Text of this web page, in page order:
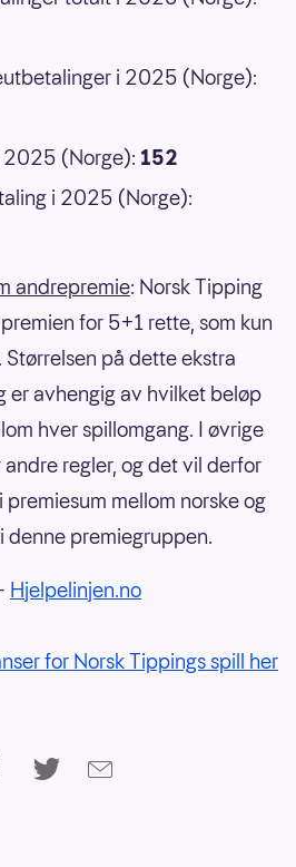
i 2025 (Norge):
(Norge): 152
i 2025 (Norge):
andrepremie: Norsk Tipping
for 5+1 rette, som kun
på dette ekstra
er avhengig av hvilket beløp
hver spillomgang. I øvrige
regler, og det vil derfor
mellom norske og
denne premiegruppen.
Hjelpelinjen.no
for Norsk Tippings spill her